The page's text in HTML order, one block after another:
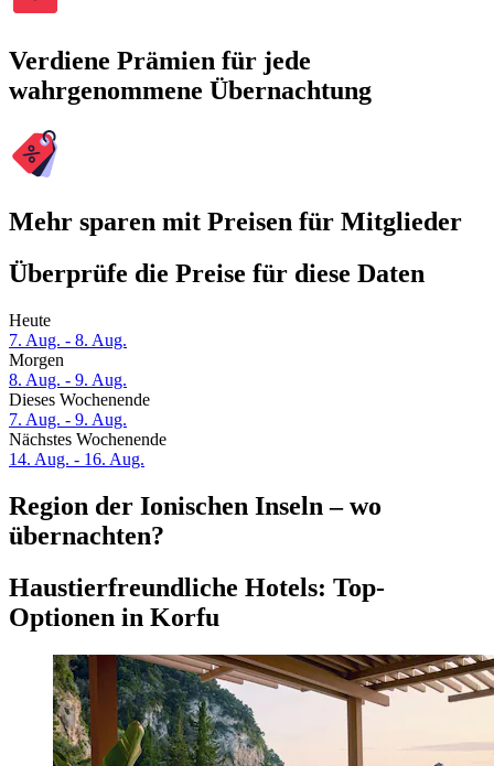
Verdiene Prämien für jede
wahrgenommene Übernachtung
Mehr sparen mit Preisen für Mitglieder
Überprüfe die Preise für diese Daten
Heute
7. Aug. - 8. Aug.
Morgen
8. Aug. - 9. Aug.
Dieses Wochenende
7. Aug. - 9. Aug.
Nächstes Wochenende
14. Aug. - 16. Aug.
Region der Ionischen Inseln – wo
übernachten?
Haustierfreundliche Hotels: Top-
Optionen in Korfu